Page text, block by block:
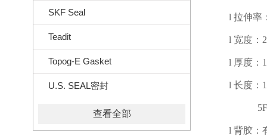
SKF Seal
Teadit
Topog-E Gasket
U.S. SEAL密封
查看全部
l 拉伸率
l 宽度：
l 厚度：
l 长度：
l 背胶：